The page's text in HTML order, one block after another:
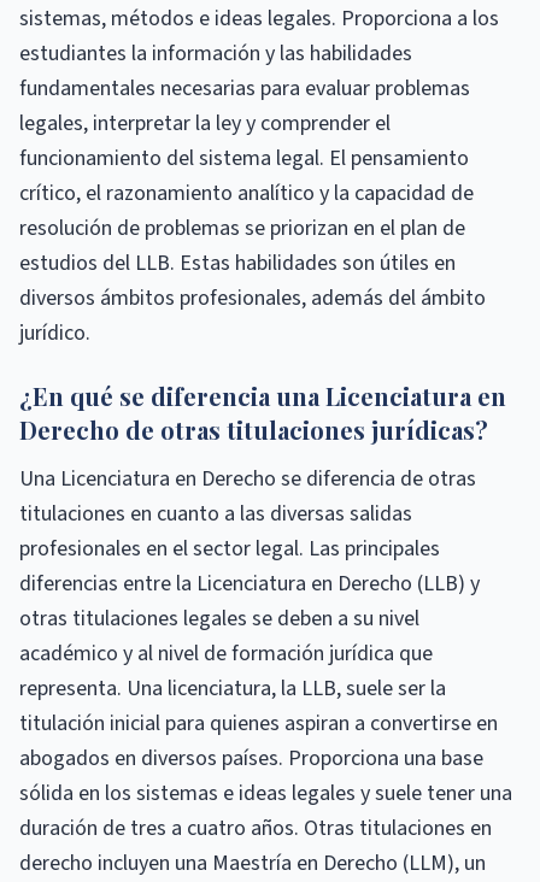
sistemas, métodos e ideas legales. Proporciona a los
estudiantes la información y las habilidades
fundamentales necesarias para evaluar problemas
legales, interpretar la ley y comprender el
funcionamiento del sistema legal. El pensamiento
crítico, el razonamiento analítico y la capacidad de
resolución de problemas se priorizan en el plan de
estudios del LLB. Estas habilidades son útiles en
diversos ámbitos profesionales, además del ámbito
jurídico.
¿En qué se diferencia una Licenciatura en
Derecho de otras titulaciones jurídicas?
Una Licenciatura en Derecho se diferencia de otras
titulaciones en cuanto a las diversas salidas
profesionales en el sector legal. Las principales
diferencias entre la Licenciatura en Derecho (LLB) y
otras titulaciones legales se deben a su nivel
académico y al nivel de formación jurídica que
representa. Una licenciatura, la LLB, suele ser la
titulación inicial para quienes aspiran a convertirse en
abogados en diversos países. Proporciona una base
sólida en los sistemas e ideas legales y suele tener una
duración de tres a cuatro años. Otras titulaciones en
derecho incluyen una Maestría en Derecho (LLM), un